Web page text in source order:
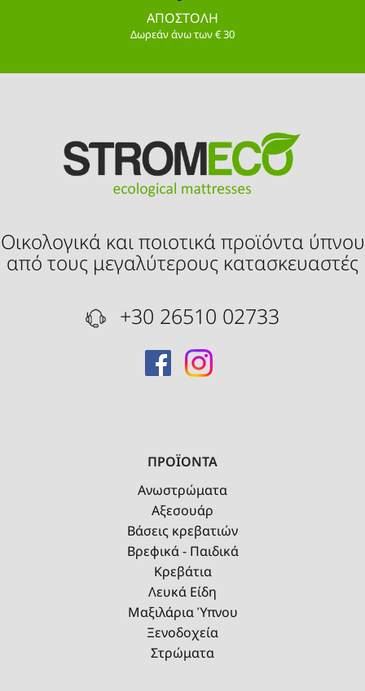
ΑΠΟΣΤΟΛΗ
Δωρεάν άνω των € 30
Οικολογικά και ποιοτικά προϊόντα ύπνου
από τους μεγαλύτερους κατασκευαστές
+30 26510 02733
ΠΡΟΪΟΝΤΑ
Ανωστρώματα
Αξεσουάρ
Βάσεις κρεβατιών
Βρεφικά - Παιδικά
Κρεβάτια
Λευκά Είδη
Μαξιλάρια Ύπνου
Ξενοδοχεία
Στρώματα